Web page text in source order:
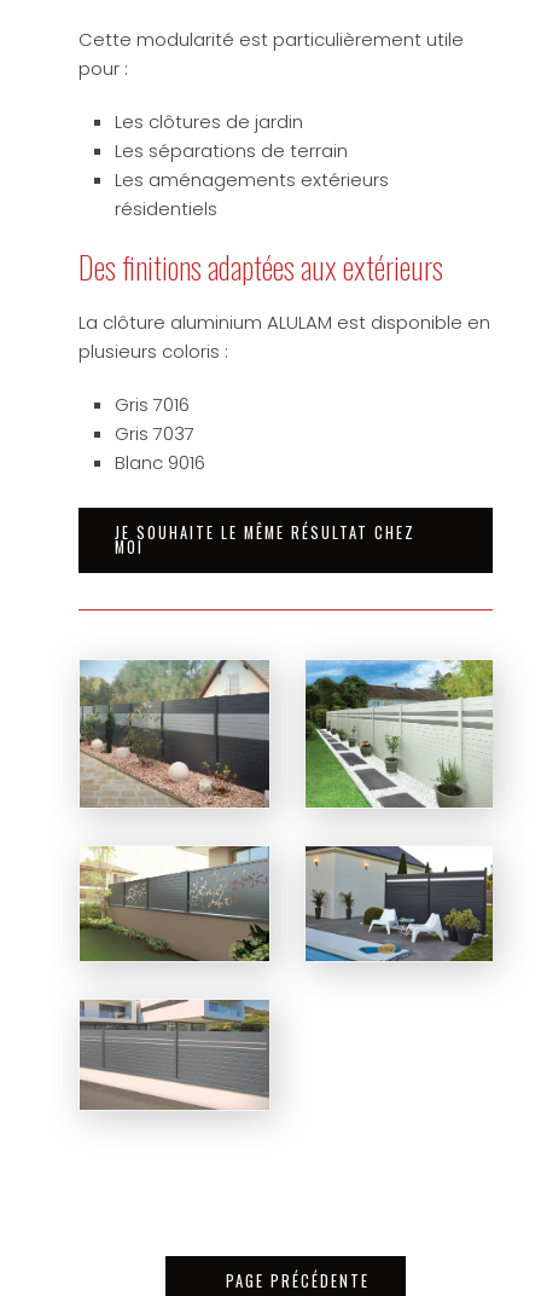
Cette modularité est particulièrement utile
pour :
Les clôtures de jardin
Les séparations de terrain
Les aménagements extérieurs
résidentiels
Des finitions adaptées aux extérieurs
La clôture aluminium ALULAM est disponible en
plusieurs coloris :
Gris 7016
Gris 7037
Blanc 9016
JE SOUHAITE LE MÊME RÉSULTAT CHEZ
MOI
PAGE PRÉCÉDENTE